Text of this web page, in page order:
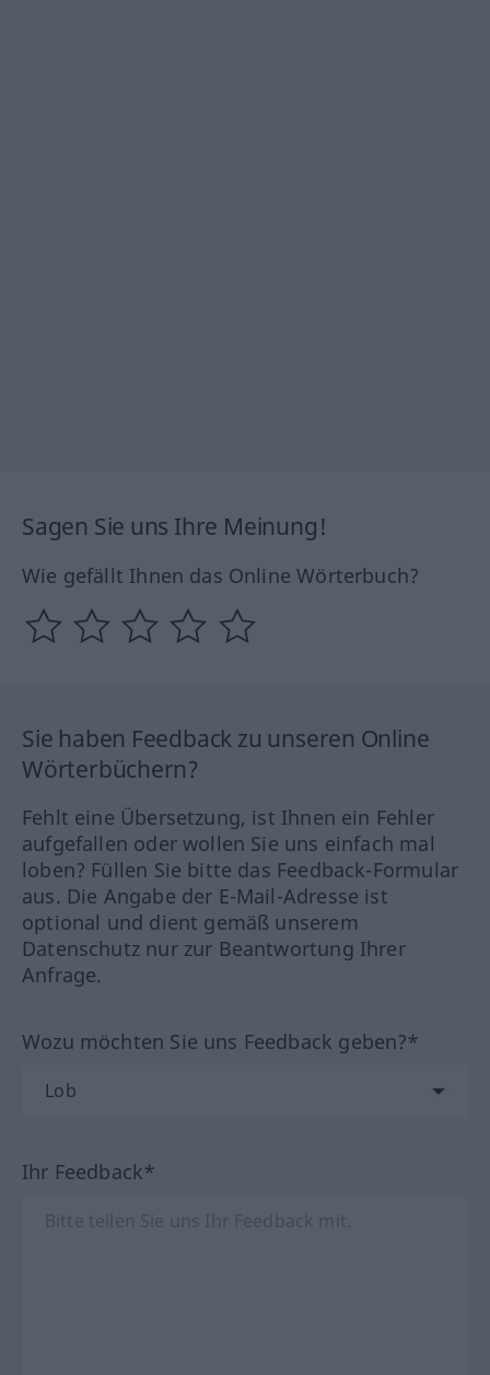
Sagen Sie uns Ihre Meinung!
Wie gefällt Ihnen das Online Wörterbuch?
Sie haben Feedback zu unseren Online
Wörterbüchern?
Fehlt eine Übersetzung, ist Ihnen ein Fehler
aufgefallen oder wollen Sie uns einfach mal
loben? Füllen Sie bitte das Feedback-Formular
aus. Die Angabe der E-Mail-Adresse ist
optional und dient gemäß unserem
Datenschutz nur zur Beantwortung Ihrer
Anfrage.
Wozu möchten Sie uns Feedback geben?*
Ihr Feedback*